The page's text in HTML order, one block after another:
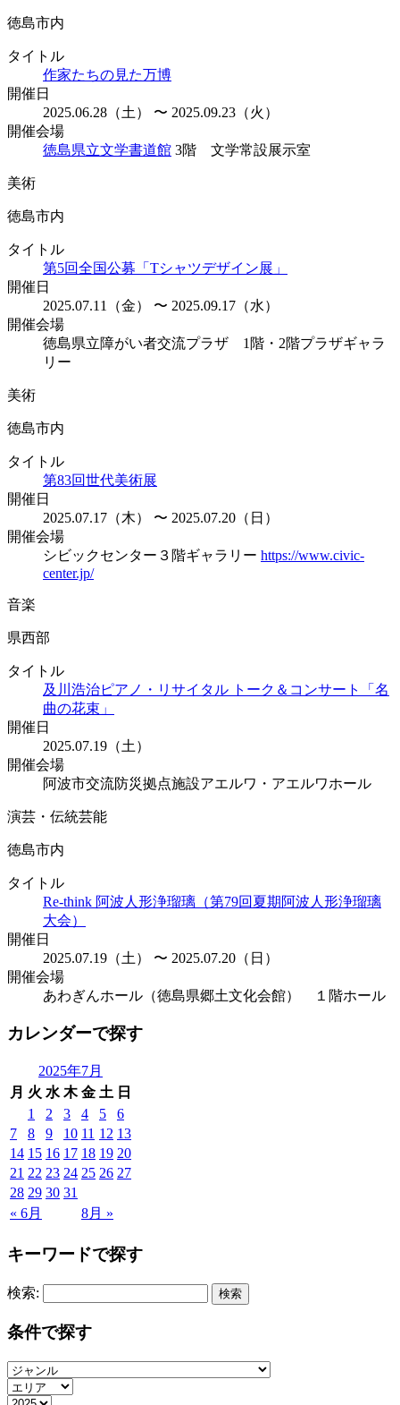
徳島市内
タイトル
作家たちの見た万博
開催日
2025.06.28（土） 〜 2025.09.23（火）
開催会場
徳島県立文学書道館 3階 文学常設展示室
美術
徳島市内
タイトル
第5回全国公募「Tシャツデザイン展」
開催日
2025.07.11（金） 〜 2025.09.17（水）
開催会場
徳島県立障がい者交流プラザ 1階・2階プラザギャラ
リー
美術
徳島市内
タイトル
第83回世代美術展
開催日
2025.07.17（木） 〜 2025.07.20（日）
開催会場
シビックセンター３階ギャラリー https://www.civic-
center.jp/
音楽
県西部
タイトル
及川浩治ピアノ・リサイタル トーク＆コンサート「名
曲の花束」
開催日
2025.07.19（土）
開催会場
阿波市交流防災拠点施設アエルワ・アエルワホール
演芸・伝統芸能
徳島市内
タイトル
Re-think 阿波人形浄瑠璃（第79回夏期阿波人形浄瑠璃
大会）
開催日
2025.07.19（土） 〜 2025.07.20（日）
開催会場
あわぎんホール（徳島県郷土文化会館） １階ホール
カレンダーで探す
2025年7月
月 火 水 木 金 土 日
« 6月 8月 »
1 2 3 4 5
6
7
8 9 10 11 12 13
14 15 16 17 18 19 20
21 22 23 24 25 26 27
28 29 30 31
キーワードで探す
検索:
条件で探す